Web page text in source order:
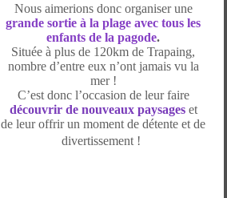
Nous aimerions donc organiser une
grande sortie à la plage avec tous les
enfants de la pagode.
Située à plus de 120km de Trapaing,
nombre d’entre eux n’ont jamais vu la
mer !
C’est donc l’occasion de leur faire
découvrir de nouveaux paysageset
de leur offrir un moment de détente etde
divertissement !